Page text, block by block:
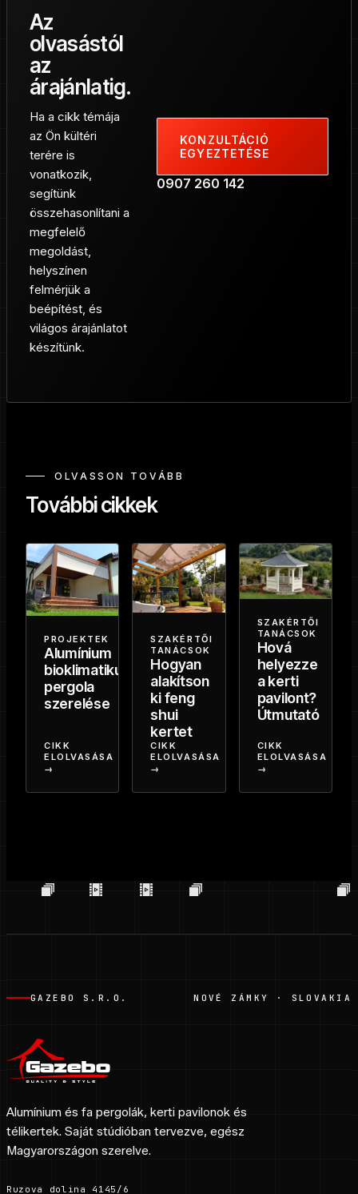
Az
olvasástól
az
árajánlatig.
Ha a cikk témája
az Ön kültéri
terére is
vonatkozik,
segítünk
összehasonlítani a
megfelelő
megoldást,
helyszínen
felmérjük a
beépítést, és
világos árajánlatot
készítünk.
KONZULTÁCIÓ
EGYEZTETÉSE
0907 260 142
OLVASSON TOVÁBB
További cikkek
PROJEKTEK
Alumínium
bioklimatikus
pergola
szerelése
CIKK
ELOLVASÁSA
→
SZAKÉRTŐI
TANÁCSOK
Hogyan
alakítson
ki feng
shui
kertet
CIKK
ELOLVASÁSA
→
SZAKÉRTŐI
TANÁCSOK
Hová
helyezze
a kerti
pavilont?
Útmutató
CIKK
ELOLVASÁSA
→
GAZEBO S.R.O. NOVÉ ZÁMKY · SLOVAKIA
Alumínium és fa pergolák, kerti pavilonok és
télikertek. Saját stúdióban tervezve, egész
Magyarországon szerelve.
Ruzova dolina 4145/6